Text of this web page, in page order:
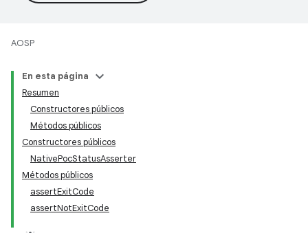
AOSP
En esta página
Resumen
Constructores públicos
Métodos públicos
Constructores públicos
NativePocStatusAsserter
Métodos públicos
assertExitCode
assertNotExitCode